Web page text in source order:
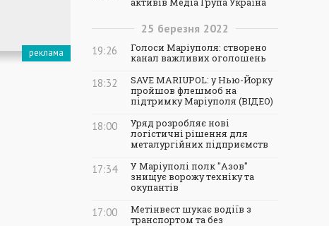
25 березня 2022
19:26
Голоси Маріуполя: створено
канал важливих оголошень
18:32
SAVE MARIUPOL: у Нью-Йорку
пройшов флешмоб на
підтримку Маріуполя (ВІДЕО)
18:00
Уряд розробляє нові
логістичні рішення для
металургійних підприємств
17:34
У Маріуполі полк "Азов"
знищує ворожу техніку та
окупантів
17:00
Метінвест шукає водіїв з
транспортом та без